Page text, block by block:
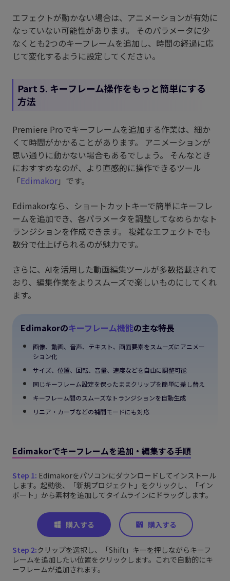
エフェクトが動かない場合は、アニメーションが有効に
なっていない可能性があります。 そのパラメータに少
なくとも2つのキーフレームを追加し、時間の経過に応
じて変化するように設定してください。
Part 5. キーフレーム操作をもっと簡単にする
方法
Premiere Proでキーフレームを追加する作業は、細か
くて時間がかかることがあります。 アニメーションが
思い通りに動かない場合もあるでしょう。 そんなとき
におすすめなのが、より直感的に操作できるツール
「Edimakor」です。
Edimakorなら、ショートカットキーで簡単にキーフレ
ームを追加でき、各パラメータを調整してなめらかなト
ランジションを作成できます。 複雑なエフェクトでも
数分で仕上げられるのが魅力です。
さらに、AIを活用した動画編集ツールが多数搭載されて
おり、編集作業をよりスムーズで楽しいものにしてくれ
ます。
Edimakorのキーフレーム機能の主な特長
画像、動画、音声、テキスト、画面要素をスムーズにアニメー
ション化
サイズ、位置、回転、音量、速度などを自由に調整可能
同じキーフレーム設定を保ったままクリップを簡単に差し替え
キーフレーム間のスムーズなトランジションを自動生成
リニア・カーブなどの補間モードにも対応
Edimakorでキーフレームを追加・編集する手順
Step 1: Edimakorをパソコンにダウンロードしてインストール
します。起動後、「新規プロジェクト」をクリックし、「イン
ポート」から素材を追加してタイムラインにドラッグします。
Step 2:クリップを選択し、「Shift」キーを押しながらキーフ
レームを追加したい位置をクリックします。これで自動的にキ
ーフレームが追加されます。